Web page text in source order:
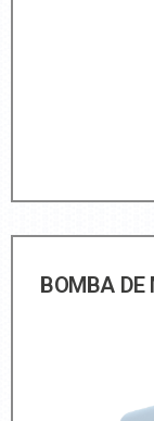
BOMBA DE